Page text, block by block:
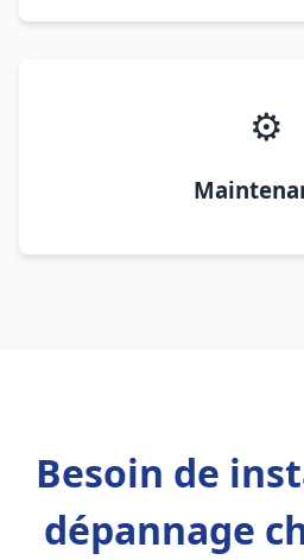
⚙️
Besoin de
dépannage